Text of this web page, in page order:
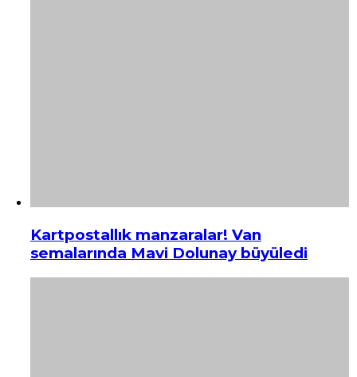
Kartpostallık manzaralar! Van
semalarında Mavi Dolunay büyüledi